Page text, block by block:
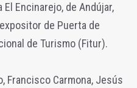
Encinarejo, de Andújar,
de Puerta de
de Turismo (Fitur).
Francisco Carmona, Jesús